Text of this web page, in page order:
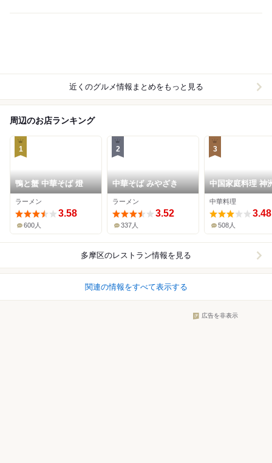
近くのグルメ情報まとめをもっと見る
周辺のお店ランキング
1
鴨と蟹 中華そば 燈
ラーメン
3.58
600人
2
中華そば みやざき
ラーメン
3.52
337人
3
中国家庭料理 神
華
中華料理
3.48
508人
多摩区のレストラン情報を見る
関連の情報をすべて表示する
広告を非表示